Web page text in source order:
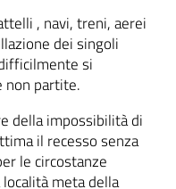
, navi, treni, aerei
dei singoli
si
non partite.
della impossibilità di
il recesso senza
le circostanze
meta della